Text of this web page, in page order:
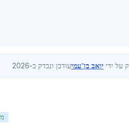
על ידי יואב בן־עמיעודכן ונבדק ב-2026